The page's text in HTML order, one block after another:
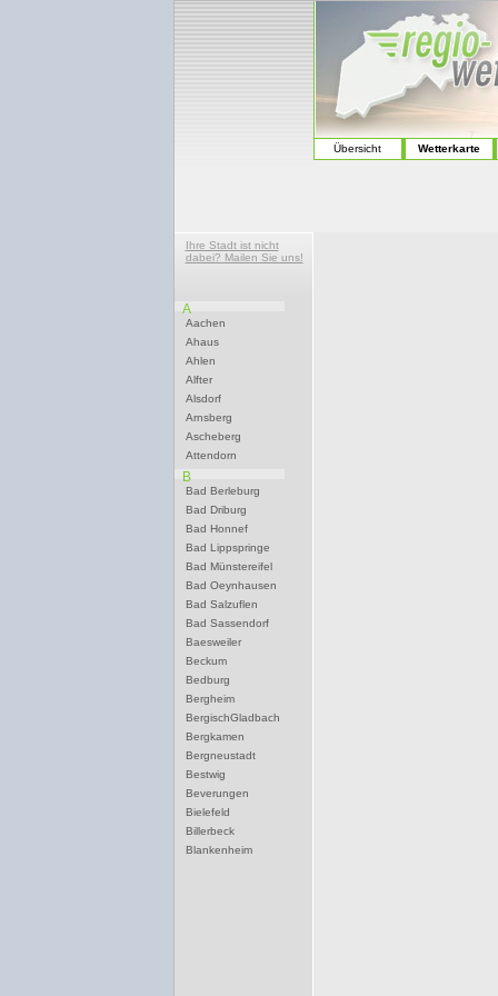
Übersicht Wetterkarte
Ihre Stadt ist nicht
dabei? Mailen Sie uns!
A
Aachen
Ahaus
Ahlen
Alfter
Alsdorf
Arnsberg
Ascheberg
Attendorn
B
Bad Berleburg
Bad Driburg
Bad Honnef
Bad Lippspringe
Bad Münstereifel
Bad Oeynhausen
Bad Salzuflen
Bad Sassendorf
Baesweiler
Beckum
Bedburg
Bergheim
BergischGladbach
Bergkamen
Bergneustadt
Bestwig
Beverungen
Bielefeld
Billerbeck
Blankenheim